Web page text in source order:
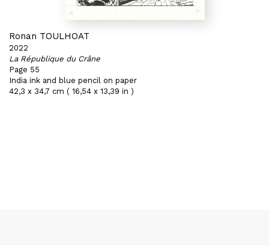
Ronan TOULHOAT
2022
La République du Crâne
Page 55
India ink and blue pencil on paper
42,3 x 34,7 cm ( 16,54 x 13,39 in )